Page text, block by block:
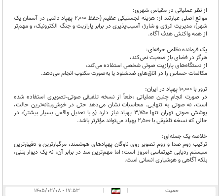
از نظر عملیاتی در مقیاس شهری:
موانع اصلی عبارتند از: هزینه لجستیکی عظیم (حفظ ۲,۰۰۰ پهپاد دائمی در آسمان یک
شهر)، مدیریت انرژی و شارژ، آسیب‌پذیری در برابر پارازیت و جنگ الکترونیک، و مهم‌تر
از همه واکنش هدف آگاه.
یک فرمانده نظامی حرفه‌ای:
هرگز در فضای باز صحبت نمی‌کند،
از دستگاه‌های پارازیت صوتی شخصی استفاده می‌کند،
مکالمات حساس را در اتاق‌های ضدشنود یا به‌صورت مکتوب انجام می‌دهد.
ترور با ۱۰,۰۰۰ پهپاد در ایران:
در صورت انجام چنین عملیاتی ،طعاً از نسخه تلفیقی صوتی‑تصویری استفاده شده
است، نه صوتی به تنهایی. محاسبات نشان می‌دهد حتی در خوش‌بینانه‌ترین حالت،
پوشش صوتی تهران تنها ۳,۷۵۰ پهپاد نیاز دارد (و با تعدیل واقعی بسیار بیشتر)، در
حالی که نسخه تلفیقی با ۲,۵۰۰ پهپاد می‌تواند مؤثرتر باشد.
خلاصه یک جمله‌ای:
ترکیب زوم صدا و زوم تصویر روی ناوگان پهپادهای هوشمند، مرگبارترین و دقیق‌ترین
سیستم ردیابی غیرتماسی امروز است؛ اما مهم‌ترین سد در برابر آن، نه یک دیوار بتنی،
بلکه آگاهی و هوشیاری انسانی است.
حمیت |
|
۱۷:۵۳ - ۱۴۰۵/۰۲/۰۸